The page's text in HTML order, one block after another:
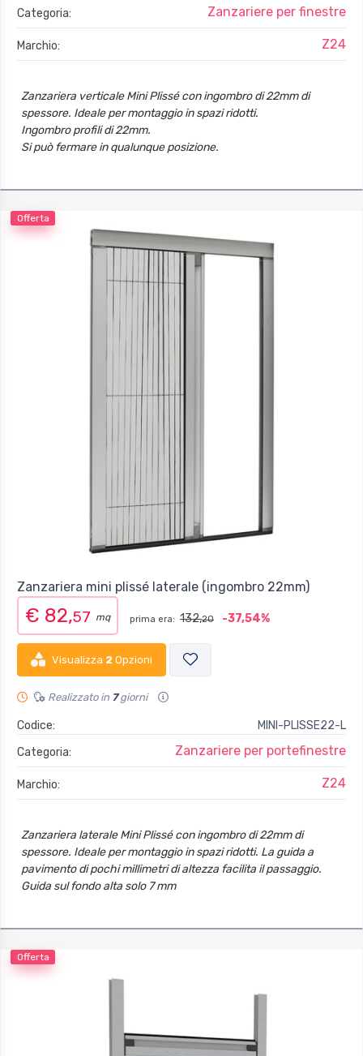
Categoria: Zanzariere per finestre
Marchio: Z24
Zanzariera verticale Mini Plissé con ingombro di 22mm di
spessore. Ideale per montaggio in spazi ridotti.
Ingombro profili di 22mm.
Si può fermare in qualunque posizione.
Offerta
Zanzariera mini plissé laterale (ingombro 22mm)
€ 82,57 mq prima era: 132,20 -37,54%
Visualizza 2 Opzioni
Realizzato in 7giorni
Codice:
MINI-PLISSE22-L
Categoria:
Zanzariere per portefinestre
Marchio: Z24
Zanzariera laterale Mini Plissé con ingombro di 22mm di
spessore. Ideale per montaggio in spazi ridotti. La guida a
pavimento di pochi millimetri di altezza facilita il passaggio.
Guida sul fondo alta solo 7 mm
Offerta